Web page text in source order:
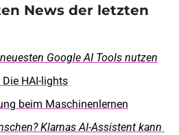
News der letzten
Google AI Tools nutzen
Die HAI-lights
beim Maschinenlernen
Klarnas AI-Assistent kann